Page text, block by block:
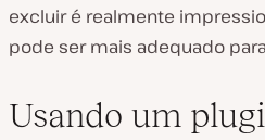
excluir é realmente
pode ser mais adequado
Usando um